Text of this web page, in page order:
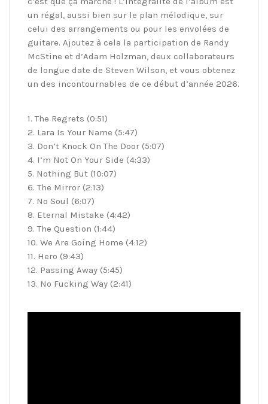
un régal, aussi bien sur le plan mélodique, sur
celui des arrangements ou pour les envolées de
guitare. Ajoutez à cela la participation de Randy
McStine et d’Adam Holzman, deux collaborateurs
de longue date de Steven Wilson, et vous obtenez
un des incontournables de ce début d’année 2026.
1. The Regrets (0:51)
2. Lara Is Your Name (5:47)
3. Don’t Knock On The Door (5:07)
4. I’m Not On Your Side (4:33)
5. Nothing But (10:07)
6. The Mirror (2:13)
7. No Soul (6:07)
8. Eternal Mistake (4:42)
9. The Question (1:44)
10. We Are Going Home (4:12)
11. Hero (9:43)
12. Passing Away (5:45)
13. No Fucking Way (2:41)